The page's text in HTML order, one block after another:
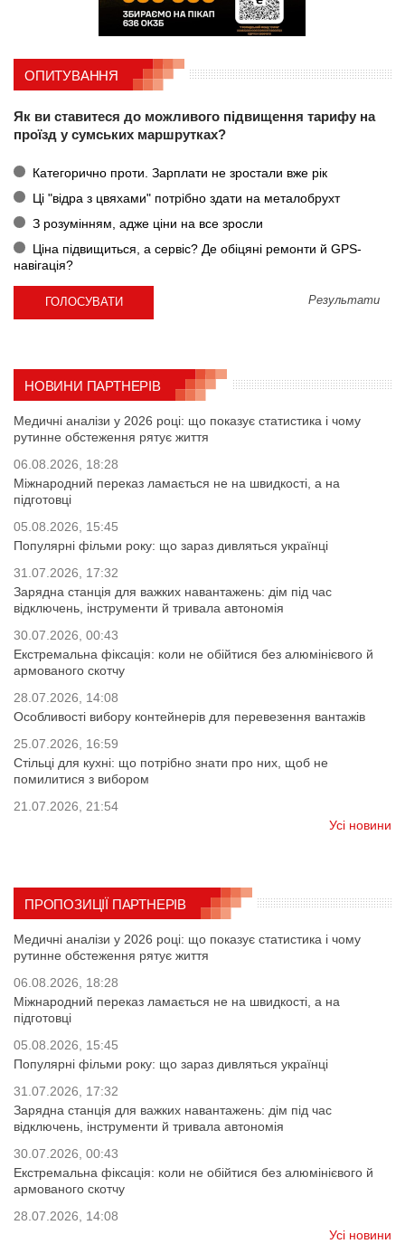
ОПИТУВАННЯ
Як ви ставитеся до можливого підвищення тарифу на
проїзд у сумських маршрутках?
Категорично проти. Зарплати не зростали вже рік
Ці "відра з цвяхами" потрібно здати на металобрухт
З розумінням, адже ціни на все зросли
Ціна підвищиться, а сервіс? Де обіцяні ремонти й GPS-
навігація?
Результати
НОВИНИ ПАРТНЕРІВ
Медичні аналізи у 2026 році: що показує статистика і чому
рутинне обстеження рятує життя
06.08.2026, 18:28
Міжнародний переказ ламається не на швидкості, а на
підготовці
05.08.2026, 15:45
Популярні фільми року: що зараз дивляться українці
31.07.2026, 17:32
Зарядна станція для важких навантажень: дім під час
відключень, інструменти й тривала автономія
30.07.2026, 00:43
Екстремальна фіксація: коли не обійтися без алюмінієвого й
армованого скотчу
28.07.2026, 14:08
Особливості вибору контейнерів для перевезення вантажів
25.07.2026, 16:59
Стільці для кухні: що потрібно знати про них, щоб не
помилитися з вибором
21.07.2026, 21:54
Усі новини
ПРОПОЗИЦІЇ ПАРТНЕРІВ
Медичні аналізи у 2026 році: що показує статистика і чому
рутинне обстеження рятує життя
06.08.2026, 18:28
Міжнародний переказ ламається не на швидкості, а на
підготовці
05.08.2026, 15:45
Популярні фільми року: що зараз дивляться українці
31.07.2026, 17:32
Зарядна станція для важких навантажень: дім під час
відключень, інструменти й тривала автономія
30.07.2026, 00:43
Екстремальна фіксація: коли не обійтися без алюмінієвого й
армованого скотчу
28.07.2026, 14:08
Усі новини